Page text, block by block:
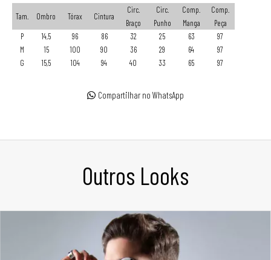
Tam. Ombro Tórax Cintura
Circ.
Braço
Circ.
Punho
Comp.
Manga
Comp.
Peça
P
14,5 96 86 32 25 63
97
M
15 100 90 36 29 64
97
G
15,5 104 94 40 33 65 97
Compartilhar no WhatsApp
Outros Looks